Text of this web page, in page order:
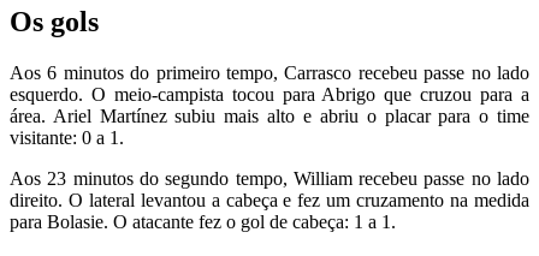
Os gols
Aos 6 minutos do primeiro tempo, Carrasco recebeu passe no lado
esquerdo. O meio-campista tocou para Abrigo que cruzou para a
área. Ariel Martínez subiu mais alto e abriu o placar para o time
visitante: 0 a 1.
Aos 23 minutos do segundo tempo, William recebeu passe no lado
direito. O lateral levantou a cabeça e fez um cruzamento na medida
para Bolasie. O atacante fez o gol de cabeça: 1 a 1.